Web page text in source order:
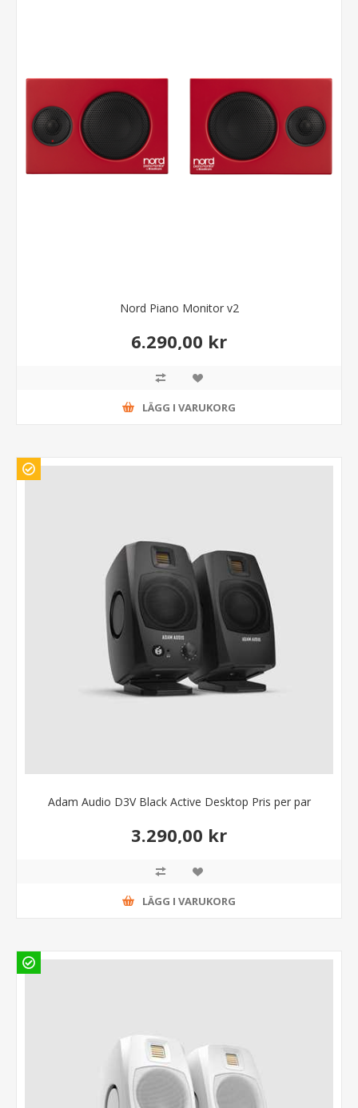
Nord Piano Monitor v2
6.290,00 kr
LÄGG I VARUKORG
Adam Audio D3V Black Active Desktop Pris per par
3.290,00 kr
LÄGG I VARUKORG